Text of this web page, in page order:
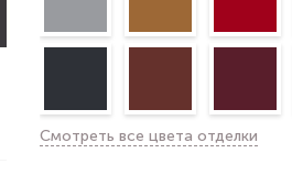
Смотреть все цвета отделки